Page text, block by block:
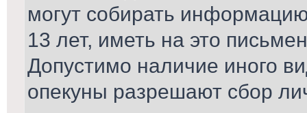
могут собирать
13 лет, иметь на это
Допустимо наличие иного
опекуны разрешают сбор